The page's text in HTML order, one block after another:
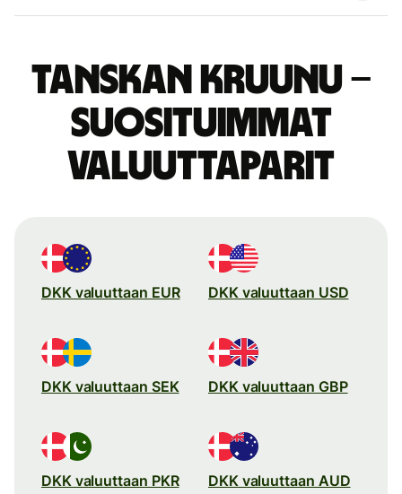
Tanskan kruunu –
suosituimmat
valuuttaparit
DKK valuuttaan EUR DKK valuuttaan USD
DKK valuuttaan SEK DKK valuuttaan GBP
DKK valuuttaan PKR DKK valuuttaan AUD